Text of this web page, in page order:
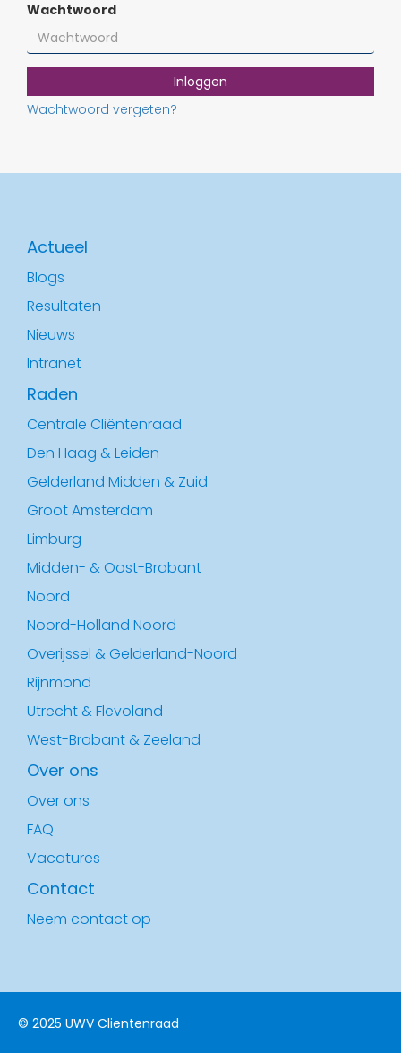
Wachtwoord
Inloggen
Wachtwoord vergeten?
Actueel
Blogs
Resultaten
Nieuws
Intranet
Raden
Centrale Cliëntenraad
Den Haag & Leiden
Gelderland Midden & Zuid
Groot Amsterdam
Limburg
Midden- & Oost-Brabant
Noord
Noord-Holland Noord
Overijssel & Gelderland-Noord
Rijnmond
Utrecht & Flevoland
West-Brabant & Zeeland
Over ons
Over ons
FAQ
Vacatures
Contact
Neem contact op
© 2025 UWV Clientenraad